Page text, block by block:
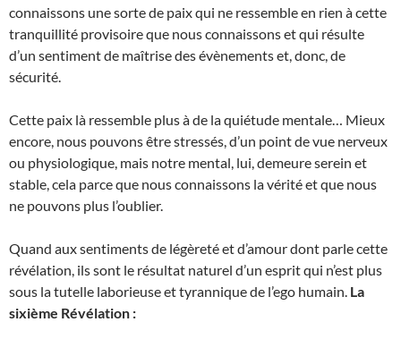
connaissons une sorte de paix qui ne ressemble en rien à cette
tranquillité provisoire que nous connaissons et qui résulte
d’un sentiment de maîtrise des évènements et, donc, de
sécurité.
Cette paix là ressemble plus à de la quiétude mentale… Mieux
encore, nous pouvons être stressés, d’un point de vue nerveux
ou physiologique, mais notre mental, lui, demeure serein et
stable, cela parce que nous connaissons la vérité et que nous
ne pouvons plus l’oublier.
Quand aux sentiments de légèreté et d’amour dont parle cette
révélation, ils sont le résultat naturel d’un esprit qui n’est plus
sous la tutelle laborieuse et tyrannique de l’ego humain. La
sixième Révélation :